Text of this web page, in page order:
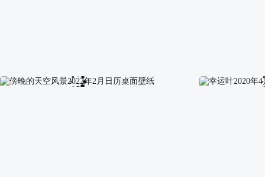
松叶松果2025年2月日历风景桌面壁纸护眼 好运连连荷花